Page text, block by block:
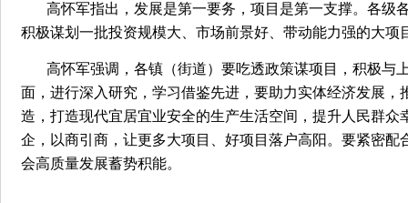
高怀军指出，发展是第一要务，项目是第一支撑。各级
积极谋划一批投资规模大、市场前景好、带动能力强的大项
高怀军强调，各镇（街道）要吃透政策谋项目，积极与
面，进行深入研究，学习借鉴先进，要助力实体经济发展
造，打造现代宜居宜业安全的生产生活空间，提升人民群
企，以商引商，让更多大项目、好项目落户高阳。要紧密
会高质量发展蓄势积能。